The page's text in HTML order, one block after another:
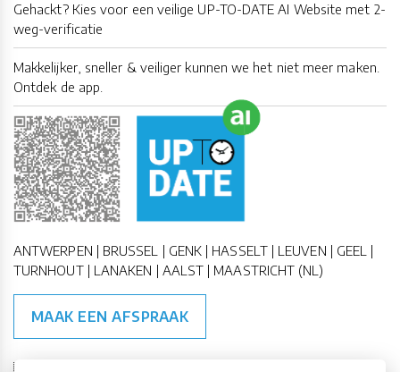
Gehackt? Kies voor een veilige UP-TO-DATE AI Website met 2-
weg-verificatie
Makkelijker, sneller & veiliger kunnen we het niet meer maken.
Ontdek de app.
ANTWERPEN | BRUSSEL | GENK | HASSELT | LEUVEN | GEEL |
TURNHOUT | LANAKEN | AALST | MAASTRICHT (NL)
MAAK EEN AFSPRAAK
🇪🇺 🇧🇪